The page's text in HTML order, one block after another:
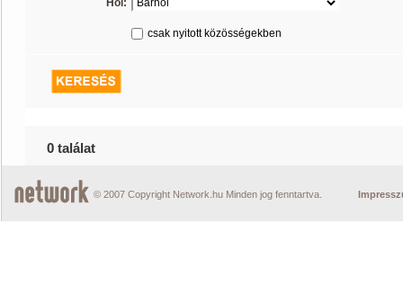
Hol:
csak nyitott közösségekben
0 találat
© 2007 Copyright Network.hu Minden jog fenntartva.